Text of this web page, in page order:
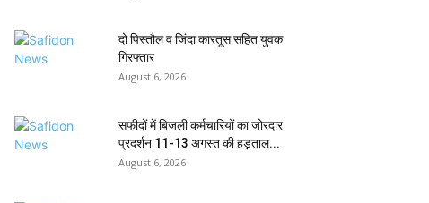
दो पिस्तौल व जिंदा कारतूस सहित युवक
गिरफ्तार
August 6, 2026
सफीदों में बिजली कर्मचारियों का जोरदार
प्रदर्शन 11-13 अगस्त की हड़ताल...
August 6, 2026